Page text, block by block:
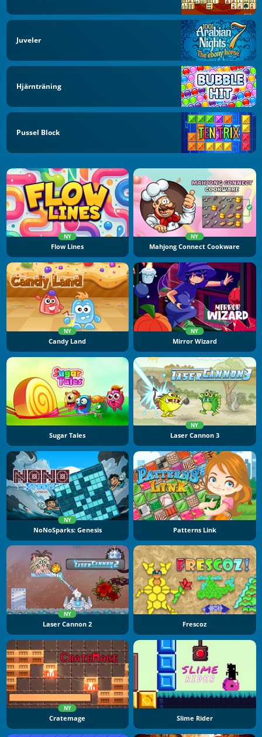
Juveler
Hjärnträning
Pussel Block
NY
Flow Lines
NY
Mahjong Connect Cookware
NY
Candy Land
NY
Mirror Wizard
Sugar Tales
NY
Laser Cannon 3
NY
NoNoSparks: Genesis Patterns Link
NY
Laser Cannon 2 Frescoz
NY
Cratemage Slime Rider